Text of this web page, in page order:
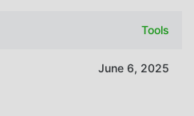
Tools
June 6, 2025